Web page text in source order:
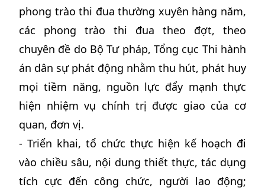
phong trào thi đua thường xuyên hàng năm,
các phong trào thi đua theo đợt, theo
chuyên đề do Bộ Tư pháp, Tổng cục Thi hành
án dân sự phát động nhằm thu hút, phát huy
mọi tiềm năng, nguồn lực đẩy mạnh thực
hiện nhiệm vụ chính trị được giao của cơ
quan, đơn vị.
- Triển khai, tổ chức thực hiện kế hoạch đi
vào chiều sâu, nội dung thiết thực, tác dụng
tích cực đến công chức, người lao động;